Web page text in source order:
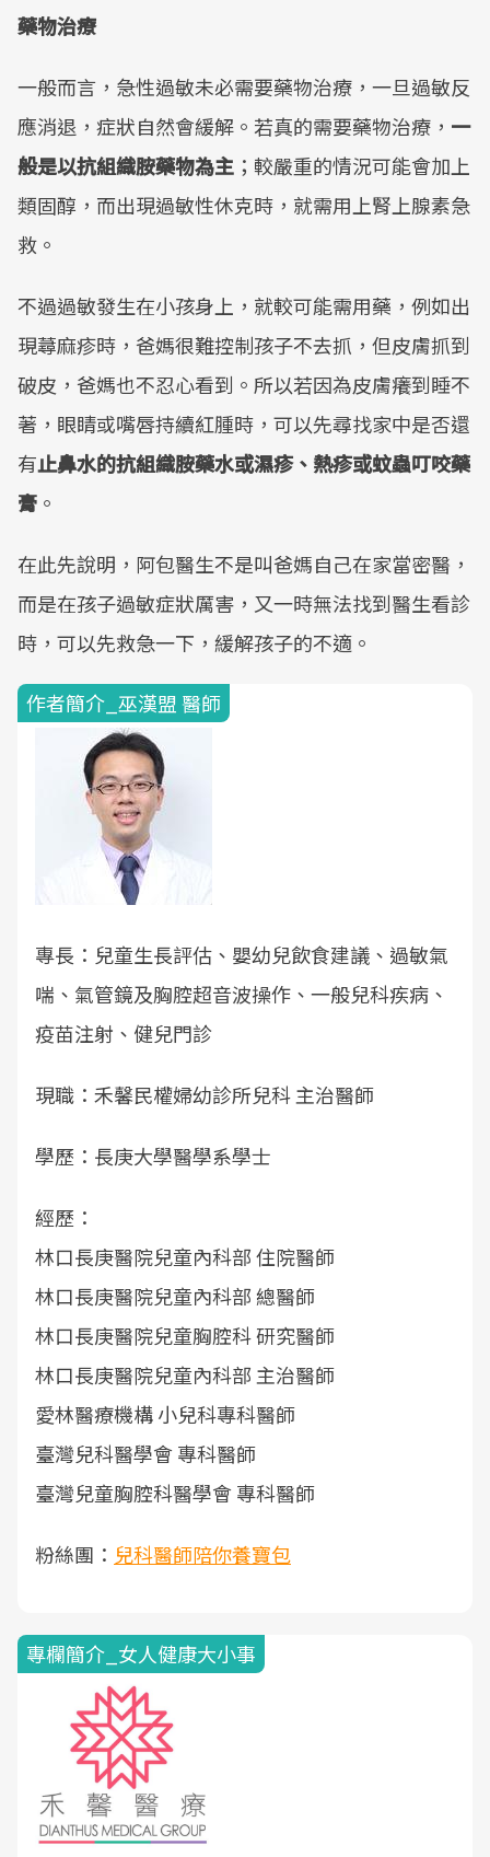
藥物治療
一般而言，急性過敏未必需要藥物治療，一旦過敏反
應消退，症狀自然會緩解。若真的需要藥物治療， 一
般是以抗組織胺藥物為主 ；較嚴重的情況可能會加上
類固醇，而出現過敏性休克時，就需用上腎上腺素急
救。
不過過敏發生在小孩身上，就較可能需用藥，例如出
現蕁麻疹時，爸媽很難控制孩子不去抓，但皮膚抓到
破皮，爸媽也不忍心看到。所以若因為皮膚癢到睡不
著，眼睛或嘴唇持續紅腫時，可以先尋找家中是否還
有止鼻水的抗組織胺藥水或濕疹、熱疹或蚊蟲叮咬藥
膏 。
在此先說明，阿包醫生不是叫爸媽自己在家當密醫，
而是在孩子過敏症狀厲害，又一時無法找到醫生看診
時，可以先救急一下，緩解孩子的不適。
作者簡介_巫漢盟 醫師
專長：兒童生長評估、嬰幼兒飲食建議、過敏氣
喘、氣管鏡及胸腔超音波操作、一般兒科疾病、
疫苗注射、健兒門診
現職：禾馨民權婦幼診所兒科 主治醫師
學歷：長庚大學醫學系學士
經歷：
林口長庚醫院兒童內科部 住院醫師
林口長庚醫院兒童內科部 總醫師
林口長庚醫院兒童胸腔科 研究醫師
林口長庚醫院兒童內科部 主治醫師
愛林醫療機構 小兒科專科醫師
臺灣兒科醫學會 專科醫師
臺灣兒童胸腔科醫學會 專科醫師
粉絲團： 兒科醫師陪你養寶包
專欄簡介_女人健康大小事